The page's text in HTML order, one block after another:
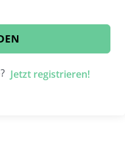
Jetzt registrieren!